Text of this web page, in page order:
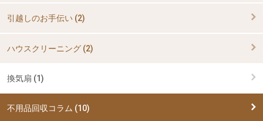
引越しのお手伝い (2)
ハウスクリーニング (2)
換気扇 (1)
不用品回収コラム (10)